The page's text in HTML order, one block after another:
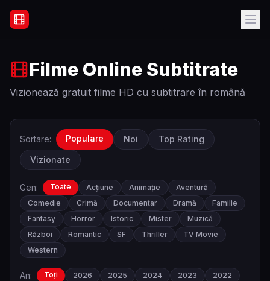
Filme Online Subtitrate - Acasă
Filme Online Subtitrate
Vizionează gratuit filme HD cu subtitrare în română
Sortare: Populare Noi
Top Rating
Vizionate
Gen: Toate Acțiune Animație
Aventură
Comedie
Crimă Documentar Dramă
Familie
Fantasy
Horror Istoric Mister
Muzică
Război
Romantic SF Thriller
TV Movie
Western
An: Toți 2026 2025 2024 2023
2022